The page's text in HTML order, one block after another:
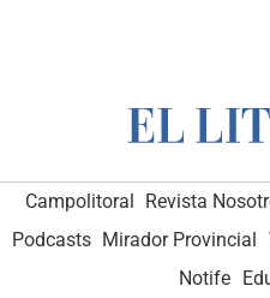
Campolitoral Revista
Podcasts Mirador Provincial
Notife